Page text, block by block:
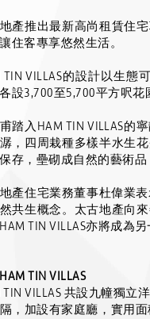
產推出最新高尚租賃住宅
住客專享悠然生活。
TIN VILLAS的設計以生態
設3,700至5,700平方呎花
踏入 HAM TIN VILLAS的
，四周栽種多樣半水生
存，壘砌成自然的藝術品
產住宅業務董事杜偉業
共生概念。太古地產向
HAM TIN VILLAS亦將成為另
HAM TIN VILLAS
TIN VILLAS 共設九幢獨立
，加設有家庭廳，實用面